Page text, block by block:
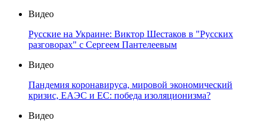
Видео
Русские на Украине: Виктор Шестаков в "Русских
разговорах" с Сергеем Пантелеевым
Видео
Пандемия коронавируса, мировой экономический
кризис, ЕАЭС и ЕС: победа изоляционизма?
Видео